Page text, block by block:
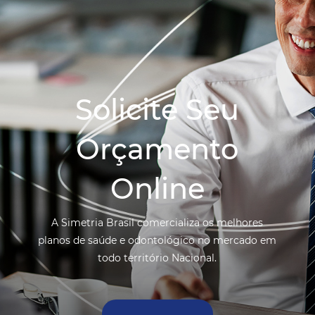
Solicite Seu
Orçamento
Online
A Simetria Brasil comercializa os melhores
planos de saúde e odontológico no mercado em
todo território Nacional.